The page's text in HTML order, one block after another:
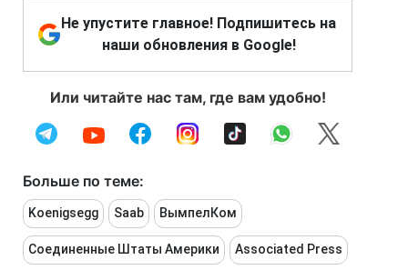
Не упустите главное! Подпишитесь на
наши обновления в Google!
Или читайте нас там, где вам удобно!
Больше по теме:
Koenigsegg Saab ВымпелКом
Соединенные Штаты Америки Associated Press